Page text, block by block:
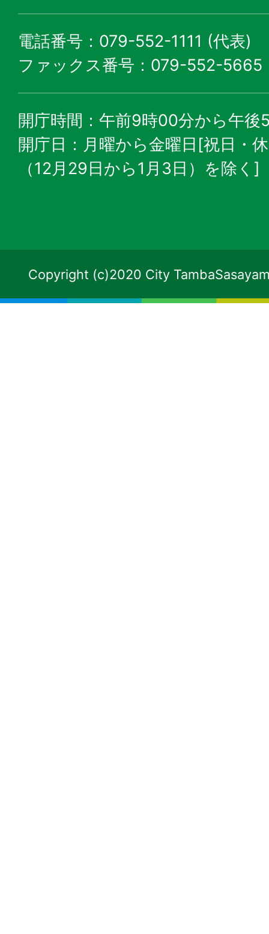
電話番号：079-552-1111 (代表)
ファックス番号：079-552-5665
開庁時間：午前9時00分から午後
開庁日：月曜から金曜日[祝日・
（12月29日から1月3日）を除く]
Copyright (c)2020 City